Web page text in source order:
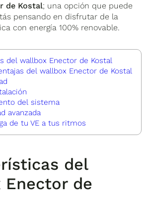
de Kostal; una opción que puede
pensando en disfrutar de la
con energía 100% renovable.
del wallbox Enector de Kostal
del wallbox Enector de Kostal
del sistema
avanzada
de tu VE a tus ritmos
del
de